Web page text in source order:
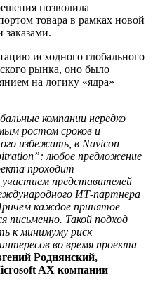
позволила
товара в рамках новой
заказами.
исходного глобального
рынка, оно было
на логику «ядра»
компании нередко
ростом сроков и
избежать, в Navicon
любое предложение
проходит
представителей
ИТ-партнера
каждое принятое
письменно. Такой подход
к минимуму риск
во время проекта
Роднянский,
AX компании